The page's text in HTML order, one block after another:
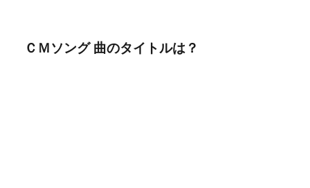
ＣＭソング 曲のタイトルは？